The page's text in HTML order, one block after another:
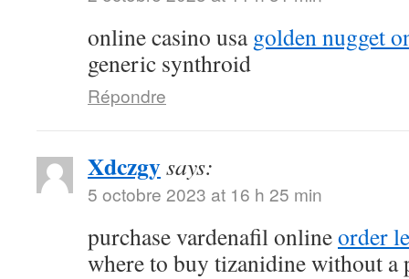
online casino usagolden nugget
generic synthroid
Répondre
Xdczgysays:
5 octobre 2023 at 16 h 25 min
purchase vardenafil onlineorder
where to buy tizanidine without a